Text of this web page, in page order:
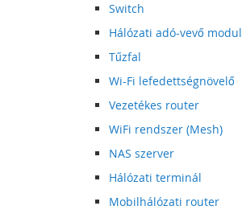
Switch
Hálózati adó-vevő modul
Tűzfal
Wi-Fi lefedettségnövelő
Vezetékes router
WiFi rendszer (Mesh)
NAS szerver
Hálózati terminál
Mobilhálózati router